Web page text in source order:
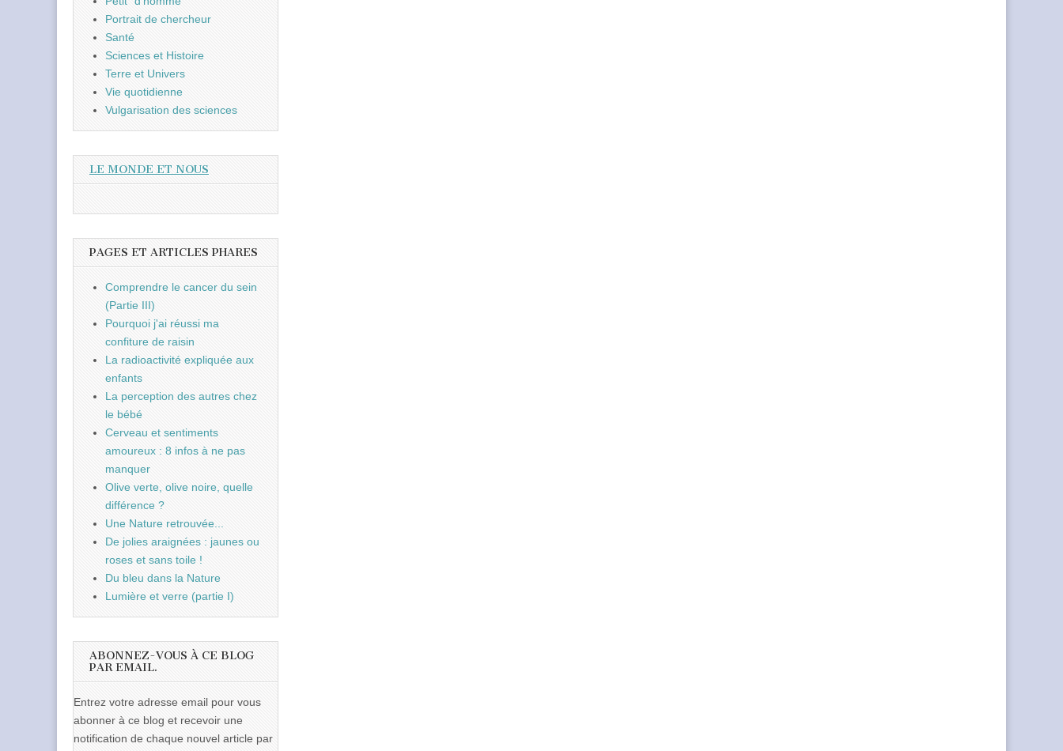
Portrait de chercheur
Santé
Sciences et Histoire
Terre et Univers
Vie quotidienne
Vulgarisation des sciences
LE MONDE ET NOUS
PAGES ET ARTICLES PHARES
Comprendre le cancer du sein
(Partie III)
Pourquoi j'ai réussi ma
confiture de raisin
La radioactivité expliquée aux
enfants
La perception des autres chez
le bébé
Cerveau et sentiments
amoureux : 8 infos à ne pas
manquer
Olive verte, olive noire, quelle
différence ?
Une Nature retrouvée...
De jolies araignées : jaunes ou
roses et sans toile !
Du bleu dans la Nature
Lumière et verre (partie I)
ABONNEZ-VOUS À CE BLOG
PAR EMAIL.
Entrez votre adresse email pour vous
abonner à ce blog et recevoir une
notification de chaque nouvel article par